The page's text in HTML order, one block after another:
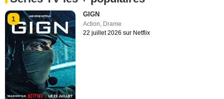
1
GIGN
Action, Drame
22 juillet 2026 sur Netflix